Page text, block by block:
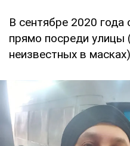
В сентябре 2020 года
прямо посреди улицы
неизвестных в